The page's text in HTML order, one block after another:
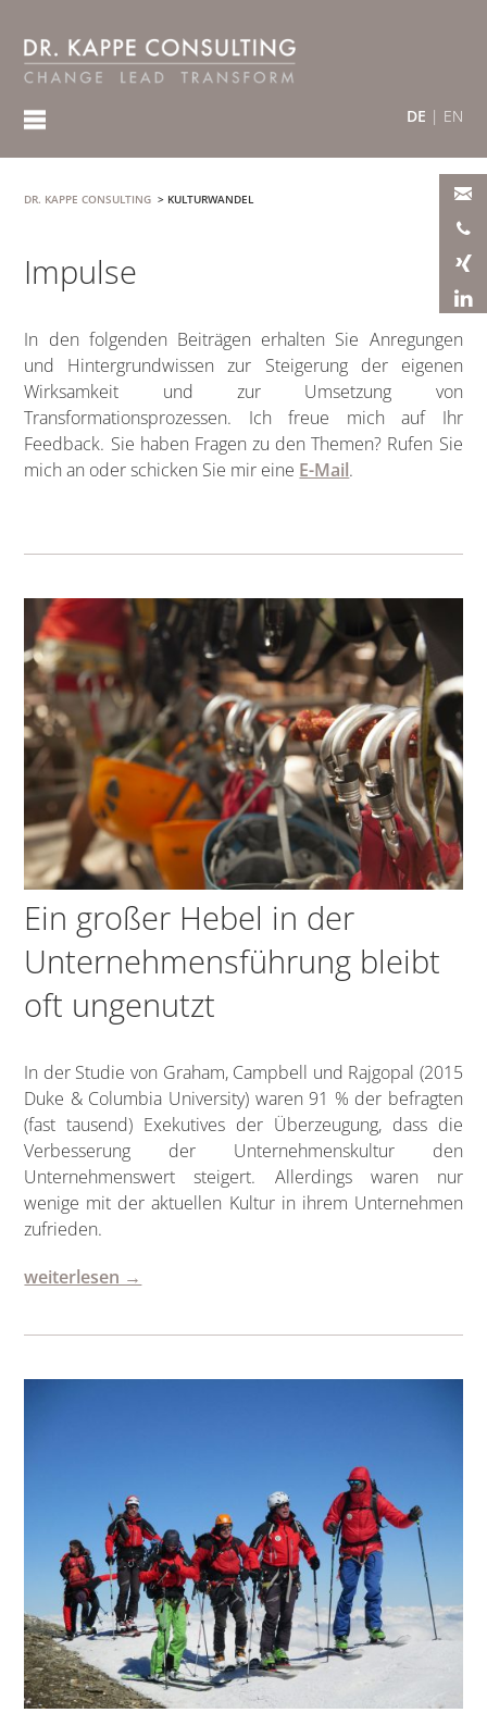
DE | EN
DR. KAPPE CONSULTING > KULTURWANDEL
Impulse
In den folgenden Beiträgen erhalten Sie Anregungen
und Hintergrundwissen zur Steigerung der eigenen
Wirksamkeit und zur Umsetzung von
Transformationsprozessen. Ich freue mich auf Ihr
Feedback. Sie haben Fragen zu den Themen? Rufen Sie
mich an oder schicken Sie mir eine E-Mail.
Ein großer Hebel in der
Unternehmensführung bleibt
oft ungenutzt
In der Studie von Graham, Campbell und Rajgopal (2015
Duke & Columbia University) waren 91 % der befragten
(fast tausend) Exekutives der Überzeugung, dass die
Verbesserung der Unternehmenskultur den
Unternehmenswert steigert. Allerdings waren nur
wenige mit der aktuellen Kultur in ihrem Unternehmen
zufrieden.
weiterlesen →